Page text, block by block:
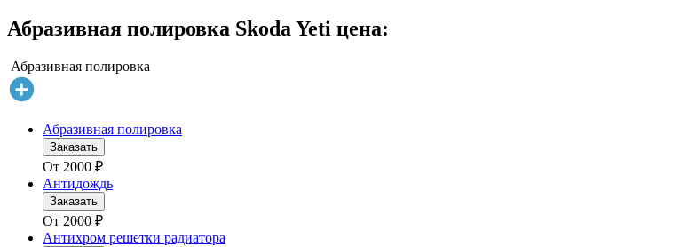
Абразивная полировка Skoda Yeti цена:
Абразивная полировка
Абразивная полировка
Заказать
От 2000 ₽
Антидождь
Заказать
От 2000 ₽
Антихром решетки радиатора